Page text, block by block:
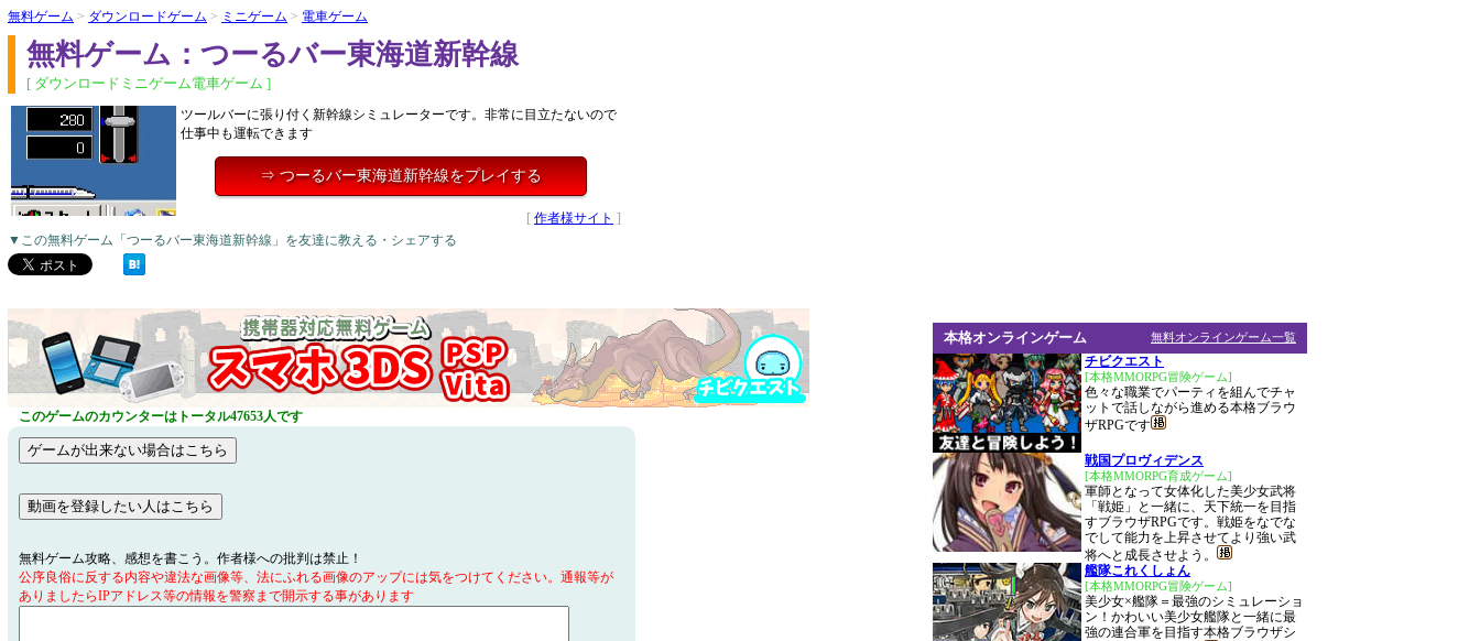
無料ゲーム > ダウンロードゲーム > ミニゲーム > 電車ゲーム
無料ゲーム：つーるバー東海道新幹線
[ ダウンロードミニゲーム電車ゲーム ]
ツールバーに張り付く新幹線シミュレーターです。非常に目立たないので
仕事中も運転できます
⇒ つーるバー東海道新幹線をプレイする
[ 作者様サイト ]
▼この無料ゲーム「つーるバー東海道新幹線」を友達に教える・シェアする
このゲームのカウンターはトータル47653人です
無料ゲーム攻略、感想を書こう。作者様への批判は禁止！
公序良俗に反する内容や違法な画像等、法にふれる画像のアップには気をつけてください。通報等が
ありましたらIPアドレス等の情報を警察まで開示する事があります
無料オンラインゲーム一覧
本格オンラインゲーム
チビクエスト
[本格MMORPG冒険ゲーム]
色々な職業でパーティを組んでチャ
ットで話しながら進める本格ブラウ
ザRPGです
戦国プロヴィデンス
[本格MMORPG育成ゲーム]
軍師となって女体化した美少女武将
「戦姫」と一緒に、天下統一を目指
すブラウザRPGです。戦姫をなでな
でして能力を上昇させてより強い武
将へと成長させよう。
艦隊これくしょん
[本格MMORPG冒険ゲーム]
美少女×艦隊＝最強のシミュレーショ
ン！かわいい美少女艦隊と一緒に最
強の連合軍を目指す本格ブラウザシ